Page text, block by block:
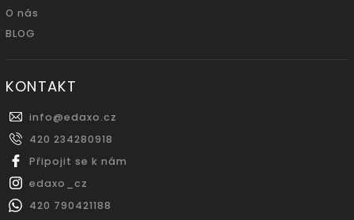
O nás
BLOG
KONTAKT
info@edaxo.cz
420 234280918
Připojit se k nám
edaxo_cz
420 790421188